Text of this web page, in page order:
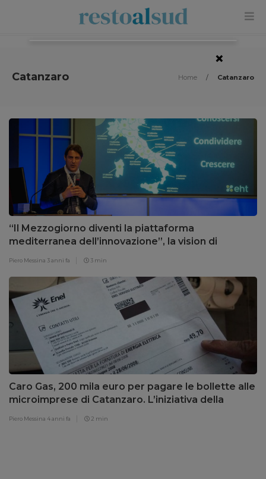
Catanzaro Home / Catanzaro
“Il Mezzogiorno diventi la piattaforma
mediterranea dell’innovazione”, la vision di
Piero Messina 3 anni fa 3 min
Caro Gas, 200 mila euro per pagare le bollette alle
microimprese di Catanzaro. L’iniziativa della
Piero Messina 4 anni fa 2 min
×